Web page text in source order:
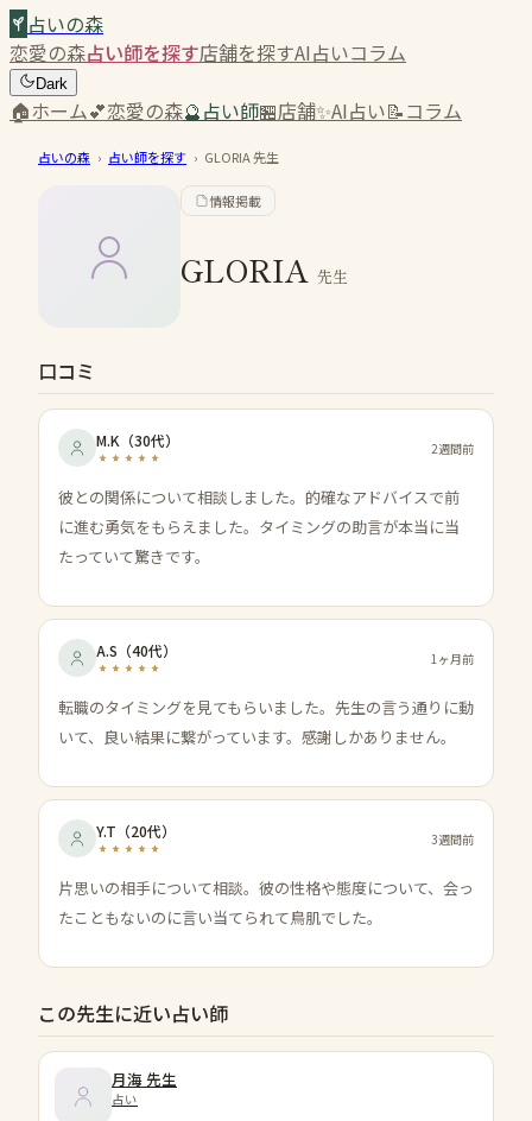
占いの森
恋愛の森占い師を探す店舗を探すAI占いコラム
Dark
🏠ホーム💕恋愛の森🔮占い師🏪店舗✨AI占い📝コラム
占いの森 › 占い師を探す › GLORIA先生
情報掲載
GLORIA 先生
口コミ
M.K （30代） 2週間前
彼との関係について相談しました。的確なアドバイスで前
に進む勇気をもらえました。タイミングの助言が本当に当
たっていて驚きです。
A.S （40代） 1ヶ月前
転職のタイミングを見てもらいました。先生の言う通りに動
いて、良い結果に繋がっています。感謝しかありません。
Y.T （20代） 3週間前
片思いの相手について相談。彼の性格や態度について、会っ
たこともないのに言い当てられて鳥肌でした。
この先生に近い占い師
月海 先生
占い